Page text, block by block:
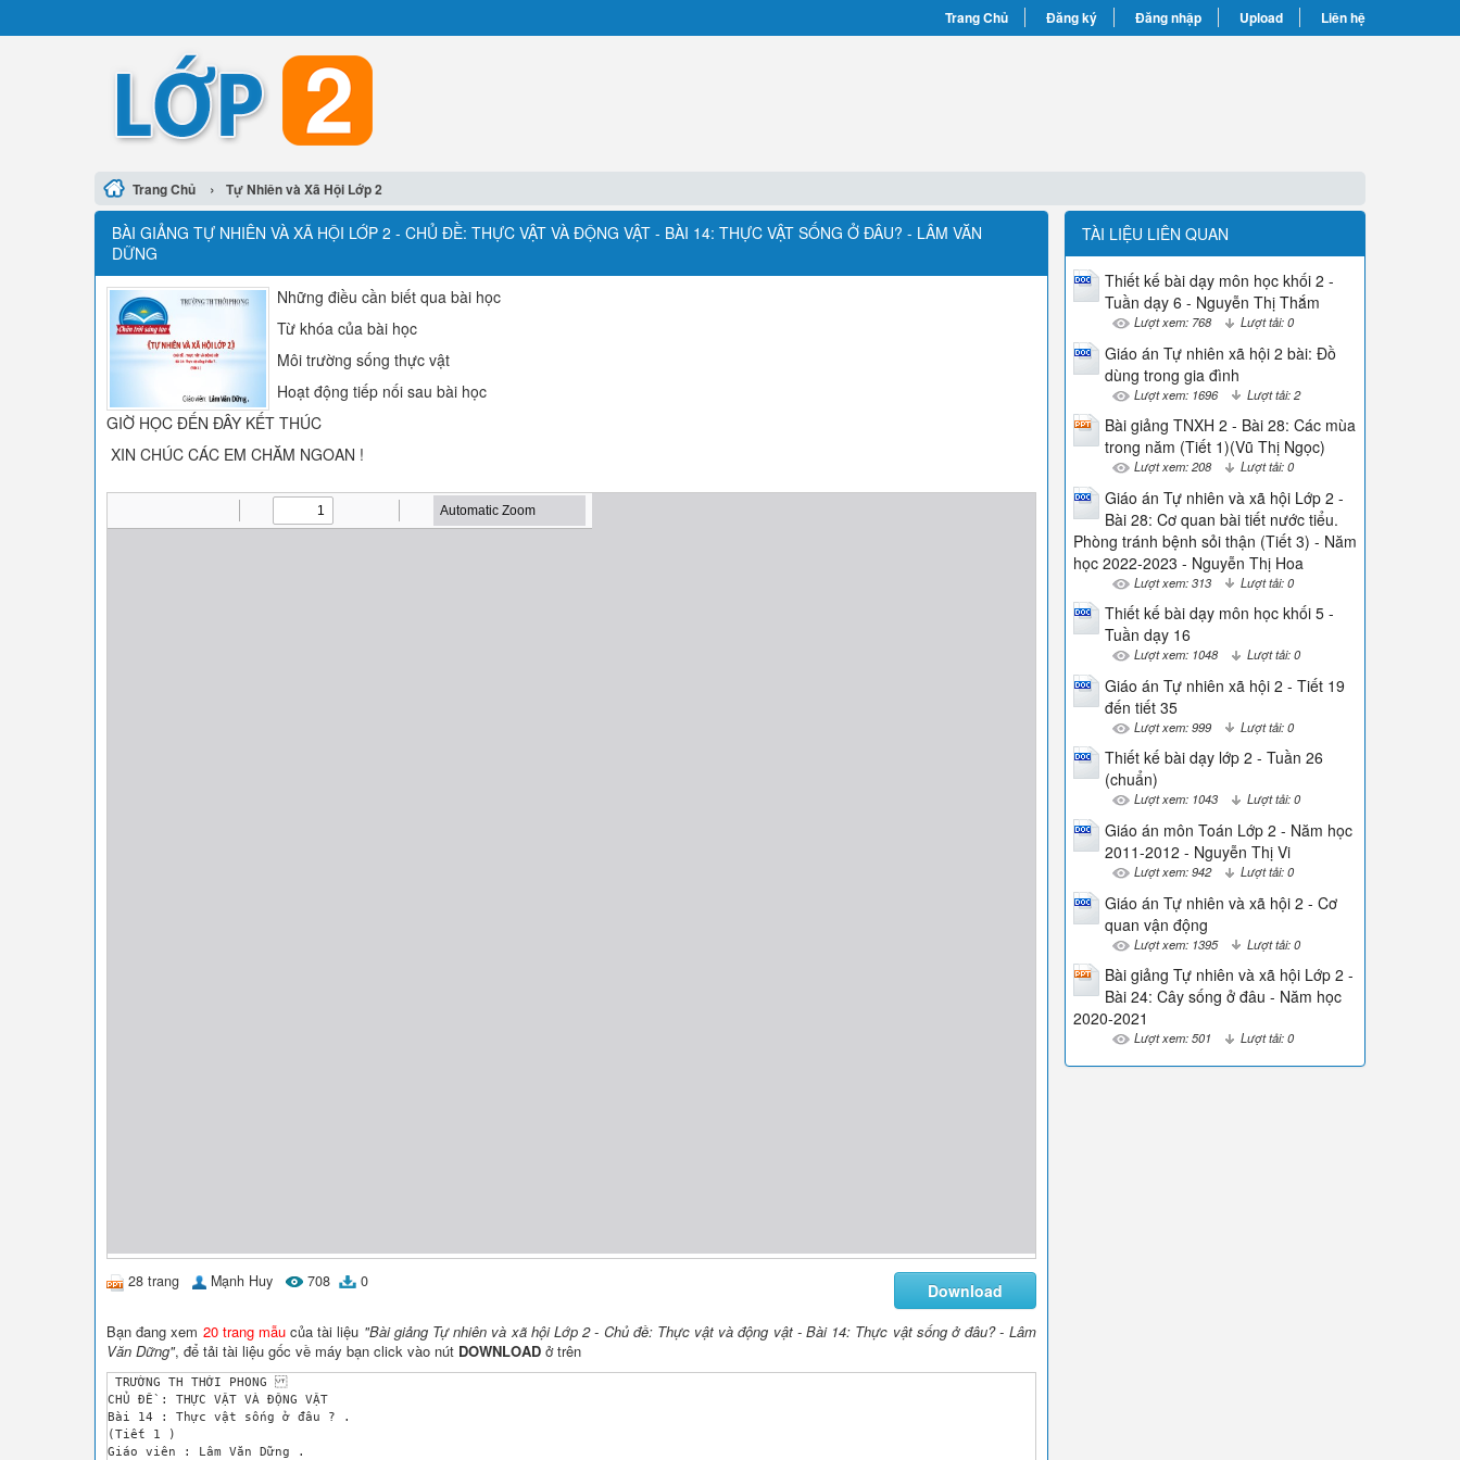
Trang Chủ Đăng ký Đăng nhập Upload Liên hệ
Trang Chủ › Tự Nhiên và Xã Hội Lớp 2
BÀI GIẢNG TỰ NHIÊN VÀ XÃ HỘI LỚP 2 - CHỦ ĐỀ: THỰC VẬT VÀ ĐỘNG VẬT - BÀI 14: THỰC VẬT SỐNG Ở ĐÂU? - LÂM VĂN
DỮNG
Những điều cần biết qua bài học
Từ khóa của bài học
Môi trường sống thực vật
Hoạt động tiếp nối sau bài học
GIỜ HỌC ĐẾN ĐÂY KẾT THÚC
XIN CHÚC CÁC EM CHĂM NGOAN !
28 trang Mạnh Huy 708 0 Download
Bạn đang xem 20 trang mẫucủa tài liệu "Bài giảng Tự nhiên và xã hội Lớp 2 - Chủ đề: Thực vật và động vật - Bài 14: Thực vật sống ở đâu? - Lâm
Văn Dững", để tải tài liệu gốc về máy bạn click vào nút DOWNLOAD ở trên
TRƯỜNG TH THỚI PHONG
CHỦ ĐỀ : THỰC VẬT VÀ ĐỘNG VẬT
Bài 14 : Thực vật sống ở đâu ? .
(Tiết 1 )
Giáo viên : Lâm Văn Dững .
TÀI LIỆU LIÊN QUAN
Thiết kế bài dạy môn học khối 2 -
Tuần dạy 6 - Nguyễn Thị Thắm
Lượt xem: 768 Lượt tải: 0
Giáo án Tự nhiên xã hội 2 bài: Đồ
dùng trong gia đình
Lượt xem: 1696 Lượt tải: 2
Bài giảng TNXH 2 - Bài 28: Các mùa
trong năm (Tiết 1)(Vũ Thị Ngọc)
Lượt xem: 208 Lượt tải: 0
Giáo án Tự nhiên và xã hội Lớp 2 -
Bài 28: Cơ quan bài tiết nước tiểu.
Phòng tránh bệnh sỏi thận (Tiết 3) - Năm
học 2022-2023 - Nguyễn Thị Hoa
Lượt xem: 313 Lượt tải: 0
Thiết kế bài dạy môn học khối 5 -
Tuần dạy 16
Lượt xem: 1048 Lượt tải: 0
Giáo án Tự nhiên xã hội 2 - Tiết 19
đến tiết 35
Lượt xem: 999 Lượt tải: 0
Thiết kế bài dạy lớp 2 - Tuần 26
(chuẩn)
Lượt xem: 1043 Lượt tải: 0
Giáo án môn Toán Lớp 2 - Năm học
2011-2012 - Nguyễn Thị Vi
Lượt xem: 942 Lượt tải: 0
Giáo án Tự nhiên và xã hội 2 - Cơ
quan vận động
Lượt xem: 1395 Lượt tải: 0
Bài giảng Tự nhiên và xã hội Lớp 2 -
Bài 24: Cây sống ở đâu - Năm học
2020-2021
Lượt xem: 501 Lượt tải: 0